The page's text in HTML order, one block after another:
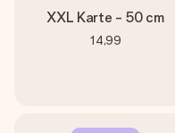
XXL Karte - 50 cm
14,99